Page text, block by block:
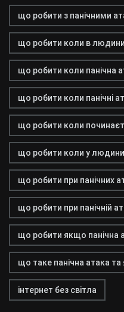
що робити з панічними
що робити коли в людини
що робити коли панічна
що робити коли панічні
що робити коли
що робити коли у людини
що робити при панічних
що робити при панічній
що робити якщо панічна
що таке панічна атака
інтернет без світла